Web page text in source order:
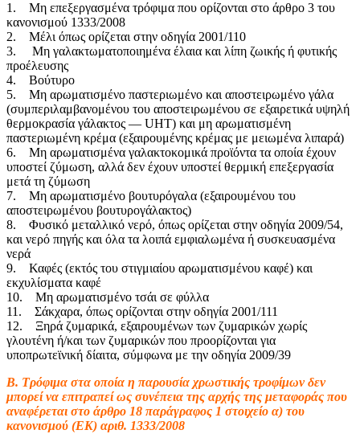
1. Μη επεξεργασμένα τρόφιμα που ορίζονται στο άρθρο 3 του
κανονισμού 1333/2008
2. Μέλι όπως ορίζεται στην οδηγία 2001/110
3. Μη γαλακτωματοποιημένα έλαια και λίπη ζωικής ή φυτικής
προέλευσης
4. Βούτυρο
5. Μη αρωματισμένο παστεριωμένο και αποστειρωμένο γάλα
(συμπεριλαμβανομένου του αποστειρωμένου σε εξαιρετικά υψηλή
θερμοκρασία γάλακτος — UHT) και μη αρωματισμένη
παστεριωμένη κρέμα (εξαιρουμένης κρέμας με μειωμένα λιπαρά)
6. Μη αρωματισμένα γαλακτοκομικά προϊόντα τα οποία έχουν
υποστεί ζύμωση, αλλά δεν έχουν υποστεί θερμική επεξεργασία
μετά τη ζύμωση
7. Μη αρωματισμένο βουτυρόγαλα (εξαιρουμένου του
αποστειρωμένου βουτυρογάλακτος)
8. Φυσικό μεταλλικό νερό, όπως ορίζεται στην οδηγία 2009/54,
και νερό πηγής και όλα τα λοιπά εμφιαλωμένα ή συσκευασμένα
νερά
9. Καφές (εκτός του στιγμιαίου αρωματισμένου καφέ) και
εκχυλίσματα καφέ
10. Μη αρωματισμένο τσάι σε φύλλα
11. Σάκχαρα, όπως ορίζονται στην οδηγία 2001/111
12. Ξηρά ζυμαρικά, εξαιρουμένων των ζυμαρικών χωρίς
γλουτένη ή/και των ζυμαρικών που προορίζονται για
υποπρωτεϊνική δίαιτα, σύμφωνα με την οδηγία 2009/39
Β. Τρόφιμα στα οποία η παρουσία χρωστικής τροφίμων δεν
μπορεί να επιτραπεί ως συνέπεια της αρχής της μεταφοράς που
αναφέρεται στο άρθρο 18 παράγραφος 1 στοιχείο α) του
κανονισμού (ΕΚ) αριθ. 1333/2008